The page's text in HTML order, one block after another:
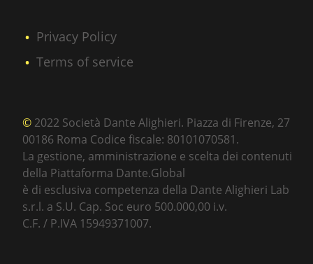
Privacy Policy
Terms of service
© 2022 Società Dante Alighieri. Piazza di Firenze, 27
00186 Roma Codice fiscale: 80101070581.
La gestione, amministrazione e scelta dei contenuti
della Piattaforma Dante.Global
è di esclusiva competenza della Dante Alighieri Lab
s.r.l. a S.U. Cap. Soc euro 500.000,00 i.v.
C.F. / P.IVA 15949371007.